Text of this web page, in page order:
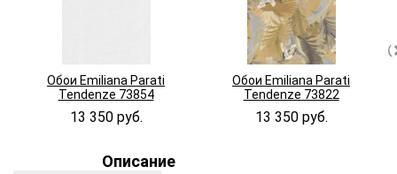
Обои Emiliana Parati
Tendenze 73854
13 350 руб.
Обои Emiliana Parati
Tendenze 73822
13 350 руб.
Описание